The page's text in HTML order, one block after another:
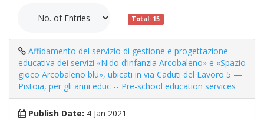
Total: 15
Affidamento del servizio di gestione e progettazione
educativa dei servizi «Nido d’infanzia Arcobaleno» e «Spazio
gioco Arcobaleno blu», ubicati in via Caduti del Lavoro 5 —
Pistoia, per gli anni educ -- Pre-school education services
Publish Date: 4 Jan 2021